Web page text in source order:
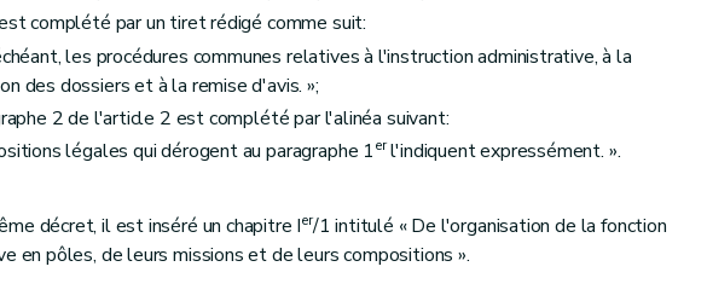
diverses
complété par un tiret rédigé comme suit:
les procédures communes relatives à l'instruction administrative, à la
des dossiers et à la remise d'avis. »;
2 de l'article 2 est complété par l'alinéa suivant:
légales qui dérogent au paragraphe 1erl'indiquent expressément. ».
décret, il est inséré un chapitre Ier/1 intitulé « De l'organisation de la fonction
en pôles, de leurs missions et de leurs compositions ».